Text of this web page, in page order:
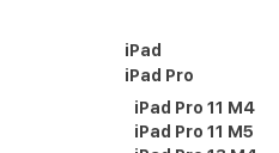
iPad
iPad Pro
iPad Pro 11 M4
iPad Pro 11 M5